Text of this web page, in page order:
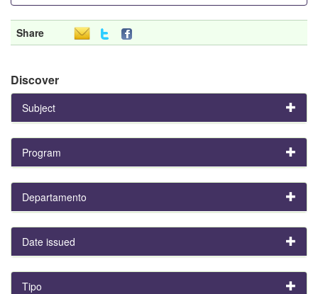
Share
Discover
Subject
Program
Departamento
Date issued
Tipo